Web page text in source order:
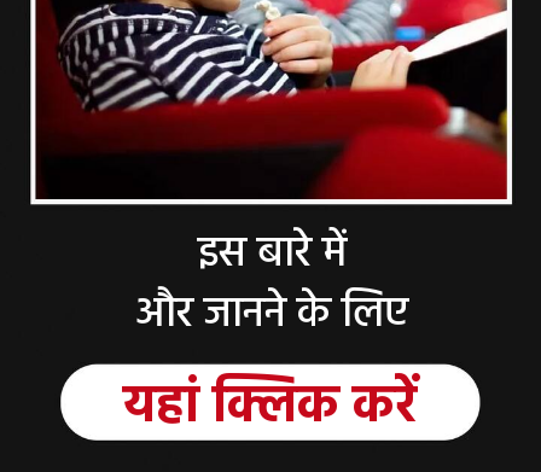
इस बारे में
और जानने के लिए
यहांक्लिककरें